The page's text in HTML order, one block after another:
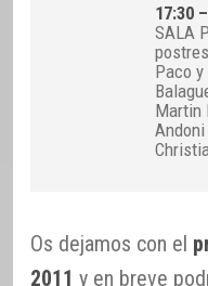
17:30
SALA
Paco
Martin
Os dejamos con el
2011 y en breve